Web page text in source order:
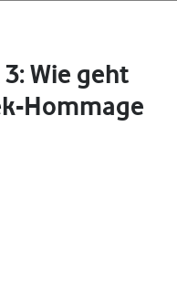
Wie geht
Hommage